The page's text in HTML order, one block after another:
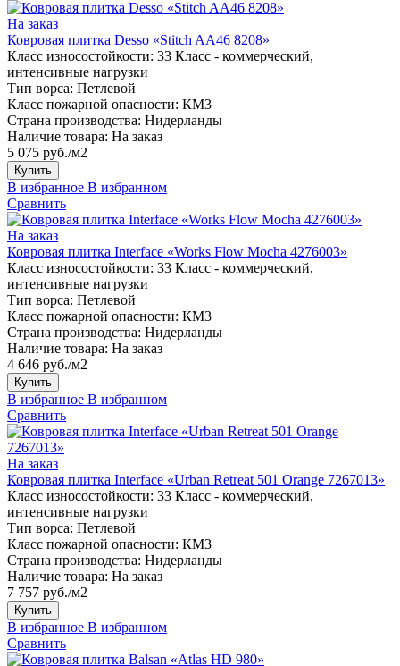
На заказ
Ковровая плитка Desso «Stitch AA46 8208»
Класс износостойкости: 33 Класс - коммерческий,
интенсивные нагрузки
Тип ворса: Петлевой
Класс пожарной опасности: КМ3
Страна производства: Нидерланды
Наличие товара: На заказ
5 075 руб./м2
Купить
В избранное В избранном
Сравнить
На заказ
Ковровая плитка Interface «Works Flow Mocha 4276003»
Класс износостойкости: 33 Класс - коммерческий,
интенсивные нагрузки
Тип ворса: Петлевой
Класс пожарной опасности: КМ3
Страна производства: Нидерланды
Наличие товара: На заказ
4 646 руб./м2
Купить
В избранное В избранном
Сравнить
На заказ
Ковровая плитка Interface «Urban Retreat 501 Orange 7267013»
Класс износостойкости: 33 Класс - коммерческий,
интенсивные нагрузки
Тип ворса: Петлевой
Класс пожарной опасности: КМ3
Страна производства: Нидерланды
Наличие товара: На заказ
7 757 руб./м2
Купить
В избранное В избранном
Сравнить